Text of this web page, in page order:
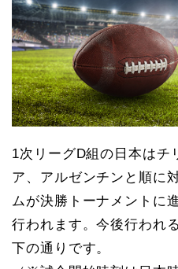
1次リーグD組の日本はチ
ア、アルゼンチンと順に
ムが決勝トーナメントに
行われます。今後行われ
下の通りです。